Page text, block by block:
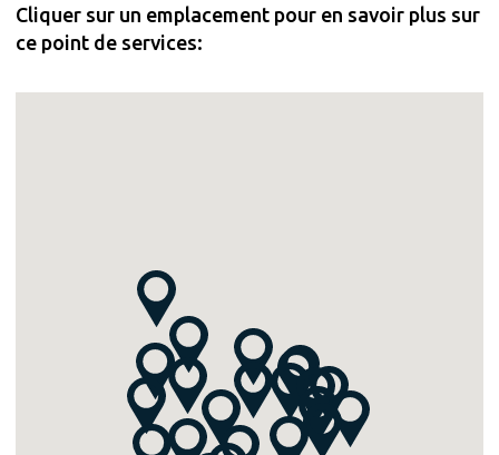
Cliquer sur un emplacement pour en savoir plus sur
ce point de services: